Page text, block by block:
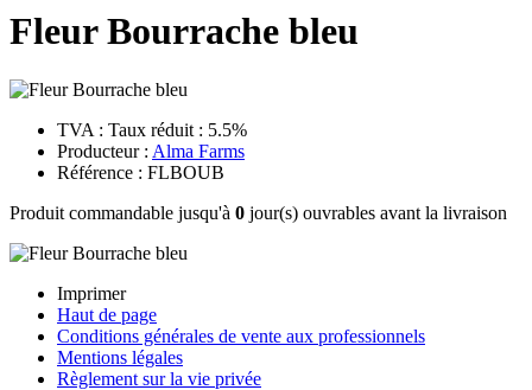
Fleur Bourrache bleu
TVA : Taux réduit : 5.5%
Producteur : Alma Farms
Référence : FLBOUB
Produit commandable jusqu'à 0 jour(s) ouvrables avant la livraison
Imprimer
Haut de page
Conditions générales de vente aux professionnels
Mentions légales
Règlement sur la vie privée